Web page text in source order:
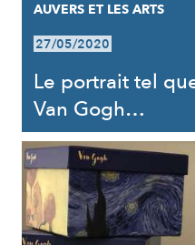
AUVERS ET LES ARTS
27/05/2020
Le portrait tel
Van Gogh…